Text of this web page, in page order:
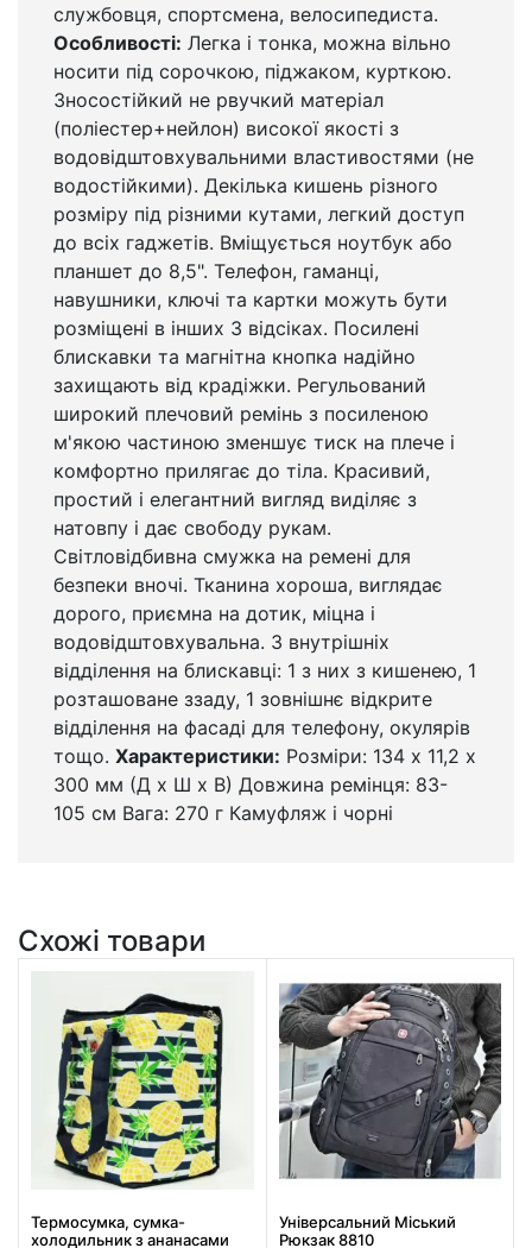
службовця, спортсмена, велосипедиста.
Особливості: Легка і тонка, можна вільно
носити під сорочкою, піджаком, курткою.
Зносостійкий не рвучкий матеріал
(поліестер+нейлон) високої якості з
водовідштовхувальними властивостями (не
водостійкими). Декілька кишень різного
розміру під різними кутами, легкий доступ
до всіх гаджетів. Вміщується ноутбук або
планшет до 8,5". Телефон, гаманці,
навушники, ключі та картки можуть бути
розміщені в інших 3 відсіках. Посилені
блискавки та магнітна кнопка надійно
захищають від крадіжки. Регульований
широкий плечовий ремінь з посиленою
м'якою частиною зменшує тиск на плече і
комфортно прилягає до тіла. Красивий,
простий і елегантний вигляд виділяє з
натовпу і дає свободу рукам.
Світловідбивна смужка на ремені для
безпеки вночі. Тканина хороша, виглядає
дорого, приємна на дотик, міцна і
водовідштовхувальна. 3 внутрішніх
відділення на блискавці: 1 з них з кишенею, 1
розташоване ззаду, 1 зовнішнє відкрите
відділення на фасаді для телефону, окулярів
тощо. Характеристики: Розміри: 134 x 11,2 x
300 мм (Д x Ш x В) Довжина ремінця: 83-
105 см Вага: 270 г Камуфляж і чорні
Схожі товари
Термосумка, сумка-
холодильник з ананасами
Універсальний Міський
Рюкзак 8810